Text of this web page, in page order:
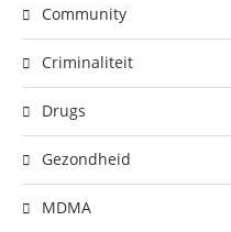
Community
Criminaliteit
Drugs
Gezondheid
MDMA